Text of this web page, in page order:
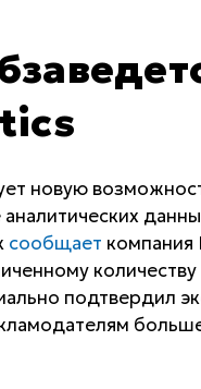
новую
сообщает компания
количеству
подтвердил